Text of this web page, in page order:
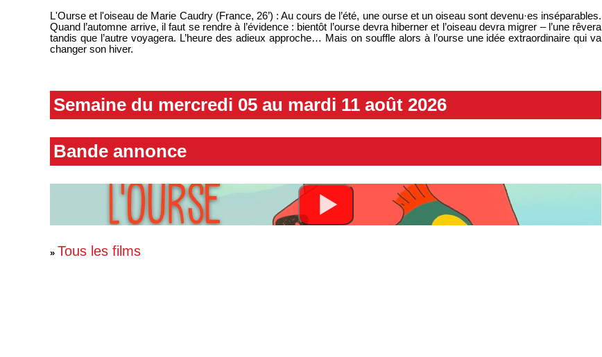
L'Ourse et l'oiseau de Marie Caudry (France, 26’) : Au cours de l’été, une ourse et un oiseau sont devenu·es inséparables.
Quand l’automne arrive, il faut se rendre à l’évidence : bientôt l’ourse devra hiberner et l’oiseau devra migrer – l’une rêvera
tandis que l’autre voyagera. L’heure des adieux approche… Mais on souffle alors à l’ourse une idée extraordinaire qui va
changer son hiver.
Semaine du mercredi 05 au mardi 11 août 2026
Bande annonce
» Tous les films